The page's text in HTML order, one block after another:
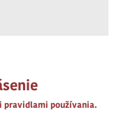
pravidlami používania.